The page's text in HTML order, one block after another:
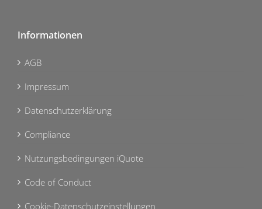
Informationen
AGB
Impressum
Datenschutzerklärung
Compliance
Nutzungsbedingungen iQuote
Code of Conduct
Cookie-Datenschutzeinstellungen